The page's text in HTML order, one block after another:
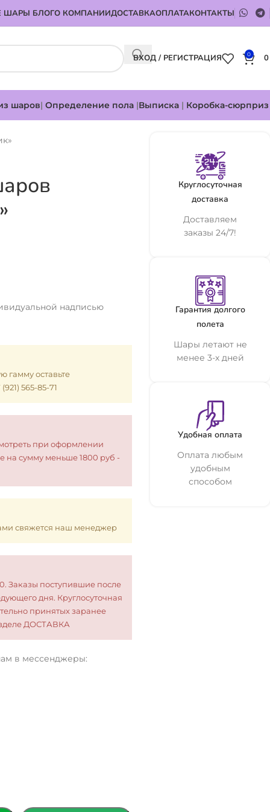
ШАРЫ БЛОГО КОМПАНИИДОСТАВКАОПЛАТАКОНТАКТЫ
ВХОД / РЕГИСТРАЦИЯ 0
шаров| Определение пола |Выписка | Коробка-сюрприз
надписью
гамму оставьте
565-85-71
при оформлении
на сумму меньше 1800 руб -
свяжется наш менеджер
Заказы поступившие после
дня. Круглосуточная
принятых заранее
ДОСТАВКА
в мессенджеры:
Круглосуточная
доставка
Доставляем
заказы 24/7!
Гарантия долгого
полета
Шары летают не
менее 3-х дней
Удобная оплата
Оплата любым
удобным
способом